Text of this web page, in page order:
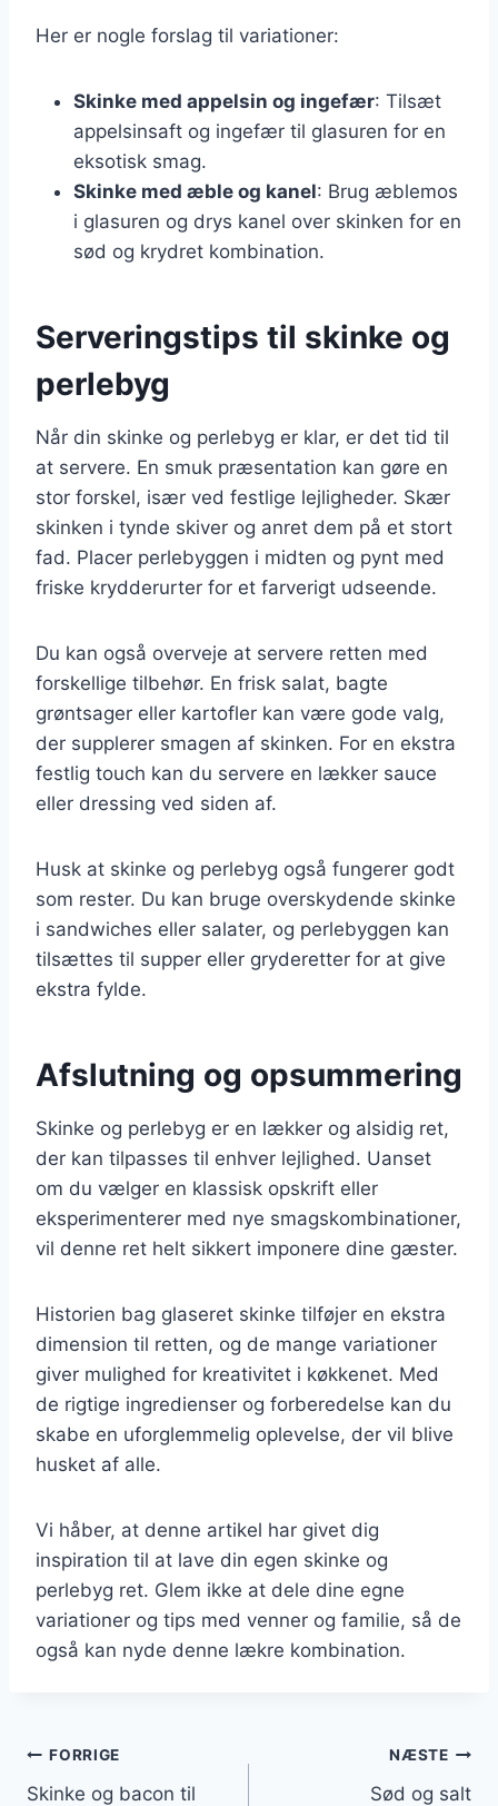
Her er nogle forslag til variationer:
Skinke med appelsin og ingefær: Tilsæt
appelsinsaft og ingefær til glasuren for en
eksotisk smag.
Skinke med æble og kanel: Brug æblemos
i glasuren og drys kanel over skinken for en
sød og krydret kombination.
Serveringstips til skinke og
perlebyg
Når din skinke og perlebyg er klar, er det tid til
at servere. En smuk præsentation kan gøre en
stor forskel, især ved festlige lejligheder. Skær
skinken i tynde skiver og anret dem på et stort
fad. Placer perlebyggen i midten og pynt med
friske krydderurter for et farverigt udseende.
Du kan også overveje at servere retten med
forskellige tilbehør. En frisk salat, bagte
grøntsager eller kartofler kan være gode valg,
der supplerer smagen af skinken. For en ekstra
festlig touch kan du servere en lækker sauce
eller dressing ved siden af.
Husk at skinke og perlebyg også fungerer godt
som rester. Du kan bruge overskydende skinke
i sandwiches eller salater, og perlebyggen kan
tilsættes til supper eller gryderetter for at give
ekstra fylde.
Afslutning og opsummering
Skinke og perlebyg er en lækker og alsidig ret,
der kan tilpasses til enhver lejlighed. Uanset
om du vælger en klassisk opskrift eller
eksperimenterer med nye smagskombinationer,
vil denne ret helt sikkert imponere dine gæster.
Historien bag glaseret skinke tilføjer en ekstra
dimension til retten, og de mange variationer
giver mulighed for kreativitet i køkkenet. Med
de rigtige ingredienser og forberedelse kan du
skabe en uforglemmelig oplevelse, der vil blive
husket af alle.
Vi håber, at denne artikel har givet dig
inspiration til at lave din egen skinke og
perlebyg ret. Glem ikke at dele dine egne
variationer og tips med venner og familie, så de
også kan nyde denne lækre kombination.
Indlægsnavigation
FORRIGE
Skinke og bacon til
NÆSTE
Sød og salt